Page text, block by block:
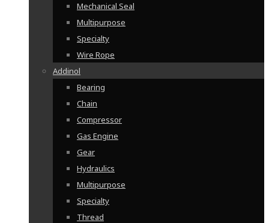
Mechanical Seal
Multipurpose
Specialty
Wire Rope
Addinol
Bearing
Chain
Compressor
Gas Engine
Gear
Hydraulics
Multipurpose
Specialty
Thread